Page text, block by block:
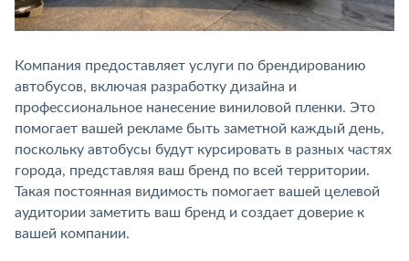
Компания предоставляет услуги по брендированию
автобусов, включая разработку дизайна и
профессиональное нанесение виниловой пленки. Это
помогает вашей рекламе быть заметной каждый день,
поскольку автобусы будут курсировать в разных частях
города, представляя ваш бренд по всей территории.
Такая постоянная видимость помогает вашей целевой
аудитории заметить ваш бренд и создает доверие к
вашей компании.